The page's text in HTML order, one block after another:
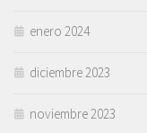
enero 2024
diciembre 2023
noviembre 2023